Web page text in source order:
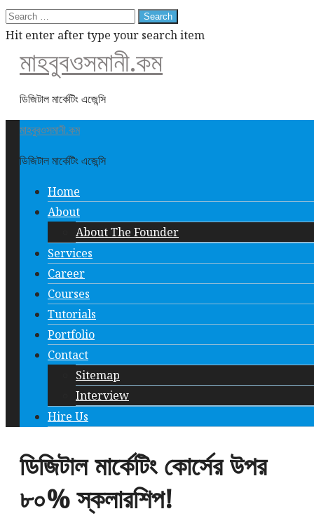
Search
for:
Hit enter after type your search item
মাহবুবওসমানী.কম
ডিজিটাল মার্কেটিং এজেন্সি
মাহবুবওসমানী.কম
ডিজিটাল মার্কেটিং এজেন্সি
Home
About
About The Founder
Services
Career
Courses
Tutorials
Portfolio
Contact
Sitemap
Interview
Hire Us
ডিজিটাল মার্কেটিং কোর্সের উপর
৮০% স্কলারশিপ!